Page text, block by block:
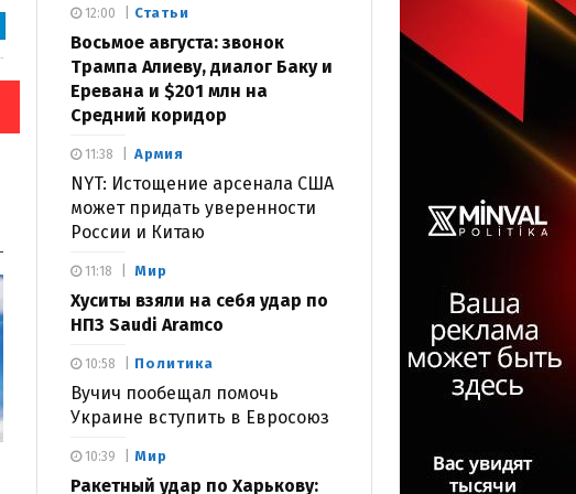
Статьи
Восьмое августа: звонок
Трампа Алиеву, диалог Баку и
Еревана и $201 млн на
Средний коридор
12:00
Армия
NYT: Истощение арсенала США
может придать уверенности
России и Китаю
11:38
Мир
Хуситы взяли на себя удар по
НПЗ Saudi Aramco
11:18
Политика
Вучич пообещал помочь
Украине вступить в Евросоюз
10:58
Мир
Ракетный удар по Харькову:
10:39